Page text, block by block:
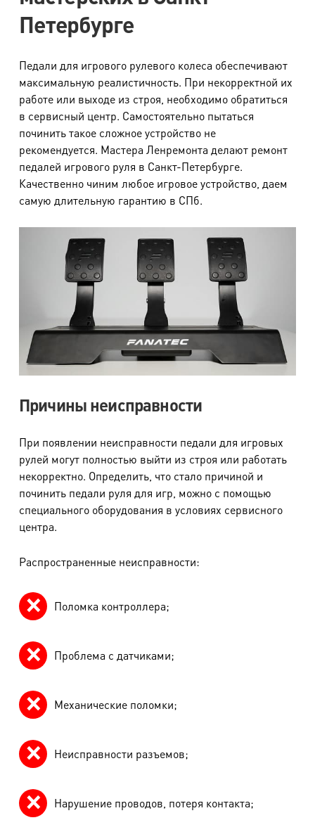
Петербурге
Педали для игрового рулевого колеса обеспечивают
максимальную реалистичность. При некорректной их
работе или выходе из строя, необходимо обратиться
в сервисный центр. Самостоятельно пытаться
починить такое сложное устройство не
рекомендуется. Мастера Ленремонта делают ремонт
педалей игрового руля в Санкт-Петербурге.
Качественно чиним любое игровое устройство, даем
самую длительную гарантию в СПб.
Причины неисправности
При появлении неисправности педали для игровых
рулей могут полностью выйти из строя или работать
некорректно. Определить, что стало причиной и
починить педали руля для игр, можно с помощью
специального оборудования в условиях сервисного
центра.
Распространенные неисправности:
Поломка контроллера;
Проблема с датчиками;
Механические поломки;
Неисправности разъемов;
Нарушение проводов, потеря контакта;